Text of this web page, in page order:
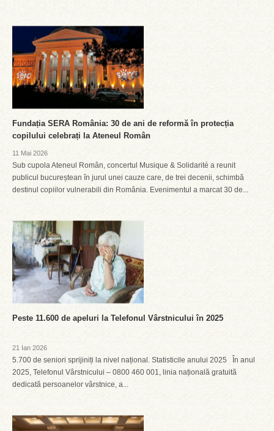
Fundația SERA România: 30 de ani de reformă în protecția
copilului celebrați la Ateneul Român
11 Mai 2026
Sub cupola Ateneul Român, concertul Musique & Solidarité a reunit
publicul bucureștean în jurul unei cauze care, de trei decenii, schimbă
destinul copiilor vulnerabili din România. Evenimentul a marcat 30 de...
Peste 11.600 de apeluri la Telefonul Vârstnicului în 2025
21 Ian 2026
5.700 de seniori sprijiniți la nivel național. Statisticile anului 2025 În anul
2025, Telefonul Vârstnicului – 0800 460 001, linia națională gratuită
dedicată persoanelor vârstnice, a...